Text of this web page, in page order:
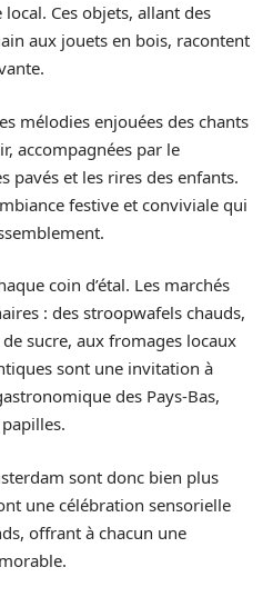
Ces objets, allant des
aux jouets en bois, racontent
mélodies enjouées des chants
accompagnées par le
pavés et les rires des enfants.
festive et conviviale qui
coin d’étal. Les marchés
: des stroopwafels chauds,
sucre, aux fromages locaux
sont une invitation à
des Pays-Bas,
sont donc bien plus
une célébration sensorielle
offrant à chacun une